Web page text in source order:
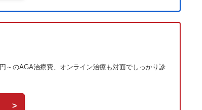
～のAGA治療費、オンライン治療も対面でしっかり診
>